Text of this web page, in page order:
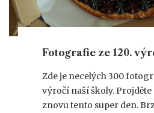
Fotografie ze 120.
Zde je necelých 300
výročí naší školy. Projděte
znovu tento super den.